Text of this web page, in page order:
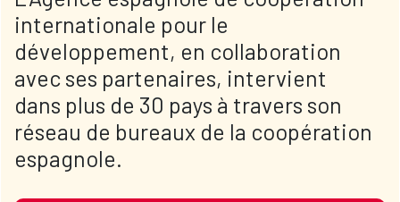
internationale pour le
développement, en collaboration
avec ses partenaires, intervient
dans plus de 30 pays à travers son
réseau de bureaux de la coopération
espagnole.